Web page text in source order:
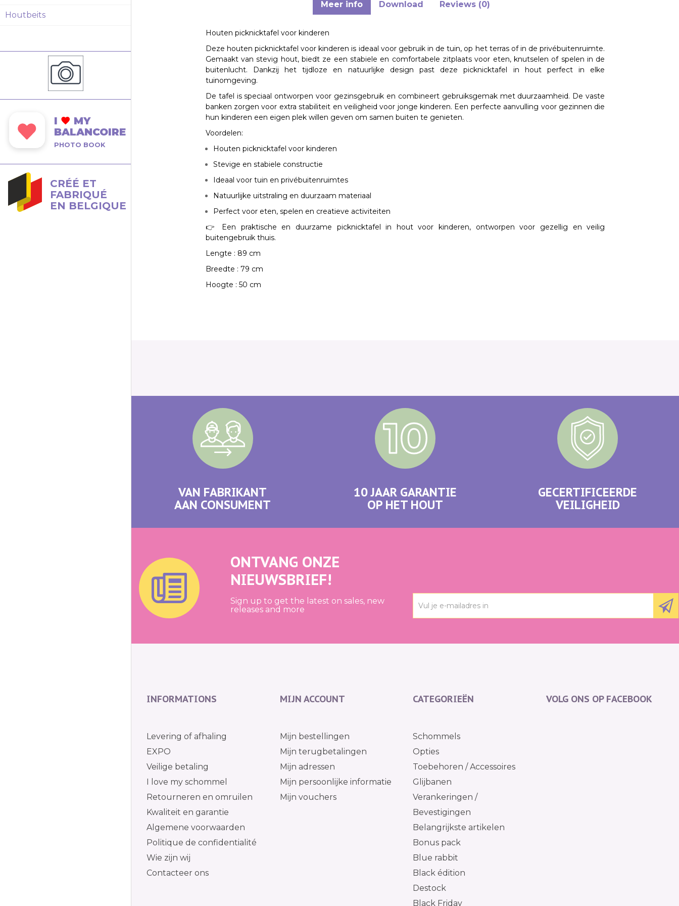
Houtbeits
I
MY
BALANCOIRE
PHOTO BOOK
CRÉÉ ET
FABRIQUÉ
EN BELGIQUE
Meer info Download Reviews (0)
Houten picknicktafel voor kinderen
Deze houten picknicktafel voor kinderen is ideaal voor gebruik in de tuin, op het terras of in de privébuitenruimte.
Gemaakt van stevig hout, biedt ze een stabiele en comfortabele zitplaats voor eten, knutselen of spelen in de
buitenlucht. Dankzij het tijdloze en natuurlijke design past dezepicknicktafel in houtperfect in elke
tuinomgeving.
De tafel is speciaal ontworpen voor gezinsgebruik en combineert gebruiksgemak met duurzaamheid. De vaste
banken zorgen voor extra stabiliteit en veiligheid voor jonge kinderen. Een perfecte aanvulling voor gezinnen die
hun kinderen een eigen plek willen geven om samen buiten te genieten.
Voordelen:
Houten picknicktafel voor kinderen
Stevige en stabiele constructie
Ideaal voor tuin en privébuitenruimtes
Natuurlijke uitstraling en duurzaam materiaal
Perfect voor eten, spelen en creatieve activiteiten
👉 Een praktische en duurzame picknicktafel in hout voor kinderen, ontworpen voor gezellig en veilig
buitengebruik thuis.
Lengte : 89 cm
Breedte : 79 cm
Hoogte : 50 cm
VAN FABRIKANT
AAN CONSUMENT
10 JAAR GARANTIE
OP HET HOUT
GECERTIFICEERDE
VEILIGHEID
ONTVANG ONZE
NIEUWSBRIEF!
Sign up to get the latest on sales, new
releases and more
INFORMATIONS
Levering of afhaling
EXPO
Veilige betaling
I love my schommel
Retourneren en omruilen
Kwaliteit en garantie
Algemene voorwaarden
Politique de confidentialité
Wie zijn wij
Contacteer ons
MIJN ACCOUNT
Mijn bestellingen
Mijn terugbetalingen
Mijn adressen
Mijn persoonlijke informatie
Mijn vouchers
CATEGORIEËN
Schommels
Opties
Toebehoren / Accessoires
Glijbanen
Verankeringen /
Bevestigingen
Belangrijkste artikelen
Bonus pack
Blue rabbit
Black édition
Destock
Black Friday
VOLG ONS OP FACEBOOK